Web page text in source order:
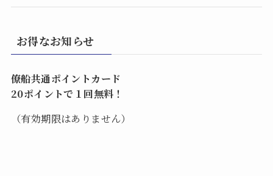
お得なお知らせ
僚船共通ポイントカード
20ポイントで１回無料！
（有効期限はありません）